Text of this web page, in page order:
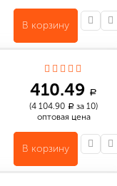
В корзину
410.49 a
(4 104.90 a за 10)
оптовая цена
В корзину